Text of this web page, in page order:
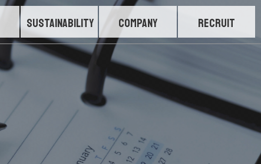
SUSTAINABILITY COMPANY RECRUIT